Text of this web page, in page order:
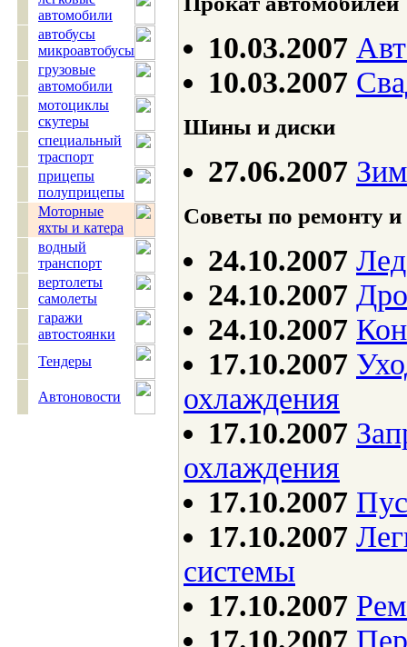
автомобили
автобусы
микроавтобусы
грузовые
автомобили
мотоциклы
скутеры
специальный
траспорт
прицепы
полуприцепы
Моторные
яхты и катера
водный
транспорт
вертолеты
самолеты
гаражи
автостоянки
Тендеры
Автоновости
10.03.2007
10.03.2007
Шины и диски
27.06.2007
Советы по ремонту
24.10.2007
24.10.2007
24.10.2007
17.10.2007
охлаждения
17.10.2007
охлаждения
17.10.2007
17.10.2007
системы
17.10.2007
17.10.2007